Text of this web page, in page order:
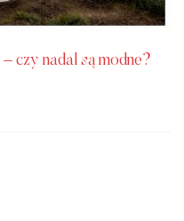
czy nadal są modne?